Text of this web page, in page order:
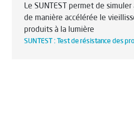
Le SUNTEST permet de
de manière accélérée le
produits à la lumière
SUNTEST : Test de résistance des